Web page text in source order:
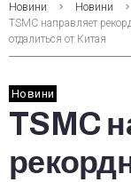
Новини
Новини
TSMC направляет
отдалиться от Китая
Новини
TSMC